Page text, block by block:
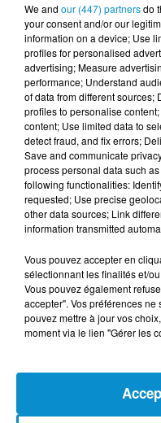
DERNIERS
24 juillet
Les
23 juillet
Les
We and our (447) partnersdo
your consent and/or our
information on a device; Use
profiles for personalised
advertising; Measure
performance; Understand
of data from different sources;
profiles to personalise
content; Use limited data to
detect fraud, and fix errors;
Save and communicate
process personal data such
following functionalities:
requested; Use precise
other data sources; Link
information transmitted
Vous pouvez accepter en
sélectionnant les finalités et/
Vous pouvez également
accepter". Vos préférences
pouvez mettre à jour vos
moment via le lien "Gérer les